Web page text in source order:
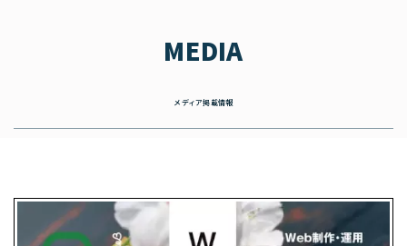
MEDIA
メディア掲載情報